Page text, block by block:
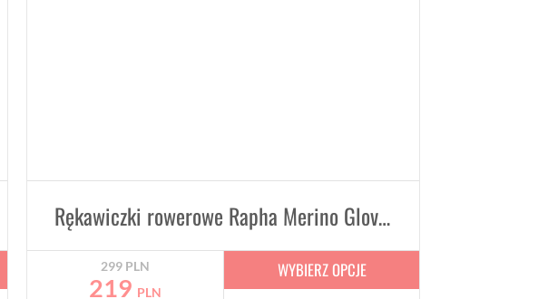
Rękawiczki rowerowe Rapha Merino Gloves Unisex
299 PLN
219 PLN
WYBIERZ OPCJE